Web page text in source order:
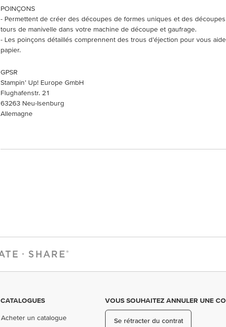
POINÇONS
- Permettent de créer des découpes de formes uniques et des
tours de manivelle dans votre machine de découpe et gaufrage.
- Les poinçons détaillés comprennent des trous d’éjection pour vous
papier.
GPSR
Stampin’ Up! Europe GmbH
Flughafenstr. 21
63263 Neu-Isenburg
Allemagne
CATALOGUES
Acheter un catalogue
VOUS SOUHAITEZ ANNULER UNE
Se rétracter du contrat